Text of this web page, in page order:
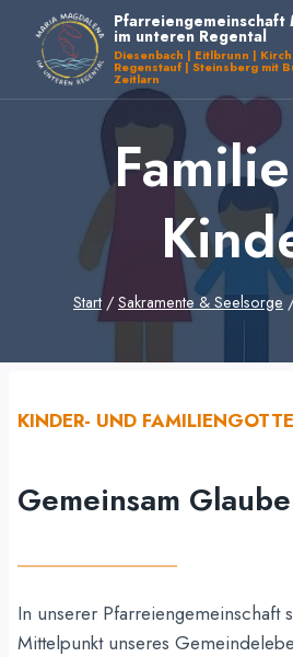
Inhalt
springen
Pfarreiengemeinschaft
im unteren Regental
Diesenbach | Eitlbrunn |
Regenstauf | Steinsberg mit
Zeitlarn
Start / Sakramente & Seelsorge
KINDER- UND
Gemeinsam
In unserer Pfarreiengemeinschaft
Mittelpunkt unseres